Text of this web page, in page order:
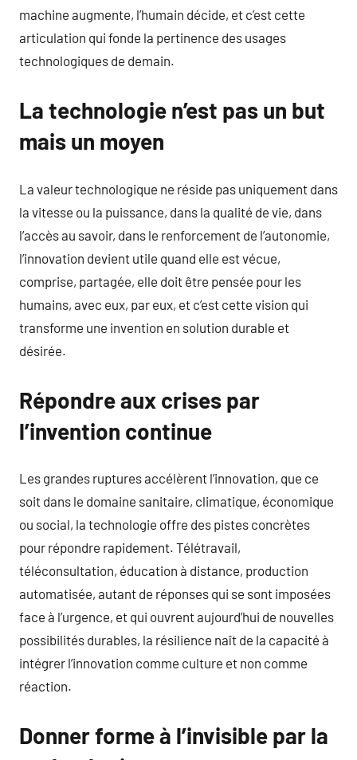
machine augmente, l’humain décide, et c’est cette
articulation qui fonde la pertinence des usages
technologiques de demain.
La technologie n’est pas un but
mais un moyen
La valeur technologique ne réside pas uniquement dans
la vitesse ou la puissance, dans la qualité de vie, dans
l’accès au savoir, dans le renforcement de l’autonomie,
l’innovation devient utile quand elle est vécue,
comprise, partagée, elle doit être pensée pour les
humains, avec eux, par eux, et c’est cette vision qui
transforme une invention en solution durable et
désirée.
Répondre aux crises par
l’invention continue
Les grandes ruptures accélèrent l’innovation, que ce
soit dans le domaine sanitaire, climatique, économique
ou social, la technologie offre des pistes concrètes
pour répondre rapidement. Télétravail,
téléconsultation, éducation à distance, production
automatisée, autant de réponses qui se sont imposées
face à l’urgence, et qui ouvrent aujourd’hui de nouvelles
possibilités durables, la résilience naît de la capacité à
intégrer l’innovation comme culture et non comme
réaction.
Donner forme à l’invisible par la